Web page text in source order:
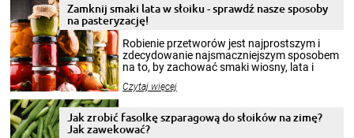
Zamknij smaki lata w słoiku - sprawdź nasze sposoby
na pasteryzację!
Robienie przetworów jest najprostszym i
zdecydowanie najsmaczniejszym sposobem
na to, by zachować smaki wiosny, lata i
krajobrazów, by cieszyć nimi oko w sezonie
pełni poczuć atmosferę cieplejszych
miesięcy. Przygotowanie słoików ze
Czytaj więcej
Jak zrobić fasolkę szparagową do słoików na zimę?
Jak zawekować?